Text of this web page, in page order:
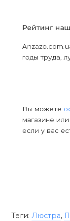
Рейтинг
годы труда,
Вы можете
магазине или
если у вас
Теги: Люстра,